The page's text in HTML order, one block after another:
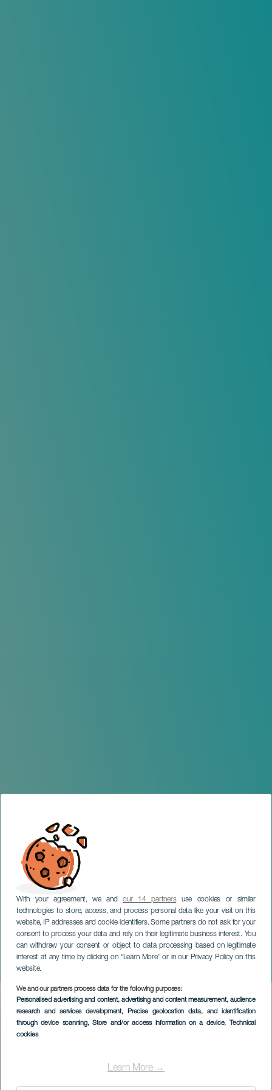
With your agreement, we andour 14 partnersuse cookies or similar
technologies to store, access, and process personal data like your visit on this
website, IP addresses and cookie identifiers. Some partners do not ask for your
consent to process your data and rely on their legitimate business interest. You
can withdraw your consent or object to data processing based on legitimate
interest at any time by clicking on “Learn More” or in our Privacy Policy on this
website.
We and our partners process data for the following purposes:
Personalised advertising and content, advertising and content measurement, audience
research and services development, Precise geolocation data, and identification
through device scanning, Store and/or access information on a device, Technical
cookies
Learn More →
Spanische Parasurfing-
Meisterschaft: LPA Surf
City
GRAN CANARIA
Imagen
Listado